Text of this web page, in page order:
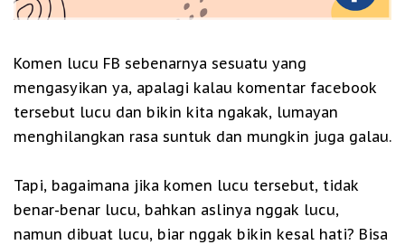
Komen lucu FB sebenarnya sesuatu yang
mengasyikan ya, apalagi kalau komentar facebook
tersebut lucu dan bikin kita ngakak, lumayan
menghilangkan rasa suntuk dan mungkin juga galau.
Tapi, bagaimana jika komen lucu tersebut, tidak
benar-benar lucu, bahkan aslinya nggak lucu,
namun dibuat lucu, biar nggak bikin kesal hati? Bisa